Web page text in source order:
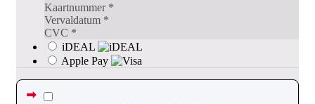
Kaartnummer *
Vervaldatum *
CVC *
iDEAL
Apple Pay